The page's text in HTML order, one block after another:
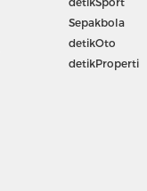
Sepakbola
detikOto
detikProperti